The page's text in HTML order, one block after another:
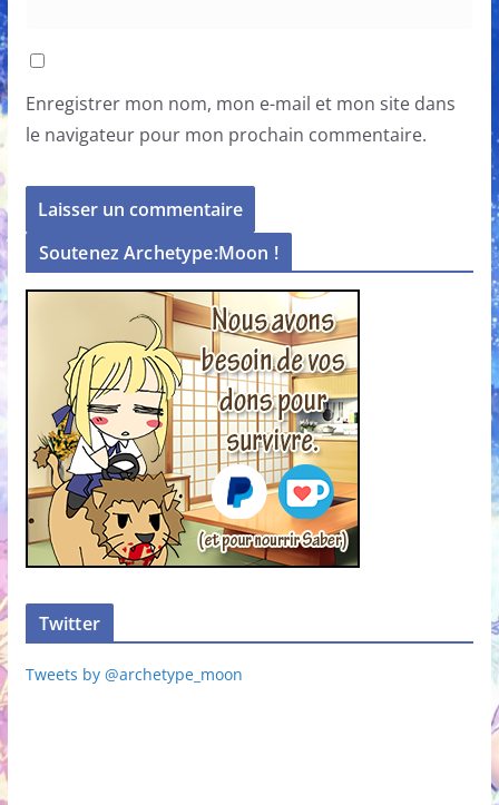
Enregistrer mon nom, mon e-mail et mon site dans
le navigateur pour mon prochain commentaire.
Soutenez Archetype:Moon !
Twitter
Tweets by @archetype_moon